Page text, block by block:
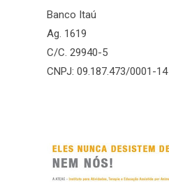
Banco Itaú
Ag. 1619
C/C. 29940-5
CNPJ: 09.187.473/0001-14